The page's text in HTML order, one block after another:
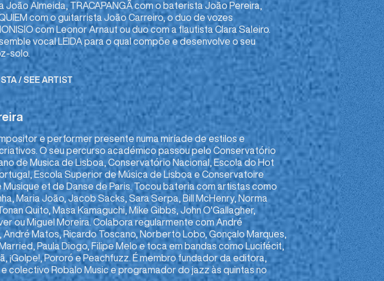
João Almeida, TRACAPANGÃ com o baterista João Pereira,
com o guitarrista João Carreiro, o duo de vozes
com Leonor Arnaut ou duo com a flautista Clara Saleiro.
vocal LEIDA para o qual compõe e desenvolve o seu
solo.
/ SEE ARTIST
e performer presente numa miríade de estilos e
O seu percurso académico passou pelo Conservatório
de Musica de Lisboa, Conservatório Nacional, Escola do Hot
Escola Superior de Música de Lisboa e Conservatoire
Musique et de Danse de Paris. Tocou bateria com artistas como
Maria João, Jacob Sacks, Sara Serpa, Bill McHenry, Norma
Quito, Masa Kamaguchi, Mike Gibbs, John O'Gallagher,
ou Miguel Moreira. Colabora regularmente com André
André Matos, Ricardo Toscano, Norberto Lobo, Gonçalo Marques,
Paula Diogo, Filipe Melo e toca em bandas como Lucifécit,
¡Golpe!, Pororó e Peachfuzz. É membro fundador da editora,
colectivo Robalo Music e programador do jazz às quintas no